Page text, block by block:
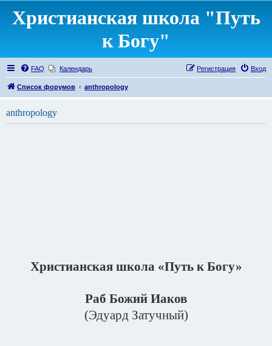
Христианская школа "Путь
к Богу"
FAQ Календарь Вход
Регистрация
Список форумов anthropology
anthropology
Христианская школа «Путь к Богу»
Раб Божий Иаков
(Эдуард Затучный)